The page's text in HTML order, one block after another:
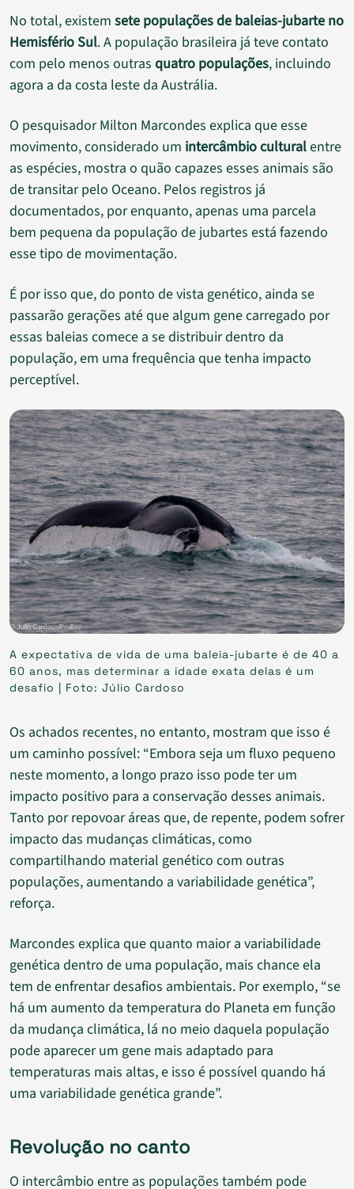
No total, existem sete populações de baleias-jubarte no
Hemisfério Sul. A população brasileira já teve contato
com pelo menos outras quatro populações, incluindo
agora a da costa leste da Austrália.
O pesquisador Milton Marcondes explica que esse
movimento, considerado um intercâmbio culturalentre
as espécies, mostra o quão capazes esses animais são
de transitar pelo Oceano. Pelos registros já
documentados, por enquanto, apenas uma parcela
bem pequena da população de jubartes está fazendo
esse tipo de movimentação.
É por isso que, do ponto de vista genético, ainda se
passarão gerações até que algum gene carregado por
essas baleias comece a se distribuir dentro da
população, em uma frequência que tenha impacto
perceptível.
A expectativa de vida de uma baleia-jubarte é de 40 a
60 anos, mas determinar a idade exata delas é um
desafio | Foto: Júlio Cardoso
Os achados recentes, no entanto, mostram que isso é
um caminho possível: “Embora seja um fluxo pequeno
neste momento, a longo prazo isso pode ter um
impacto positivo para a conservação desses animais.
Tanto por repovoar áreas que, de repente, podem sofrer
impacto das mudanças climáticas, como
compartilhando material genético com outras
populações, aumentando a variabilidade genética”,
reforça.
Marcondes explica que quanto maior a variabilidade
genética dentro de uma população, mais chance ela
tem de enfrentar desafios ambientais. Por exemplo, “se
há um aumento da temperatura do Planeta em função
da mudança climática, lá no meio daquela população
pode aparecer um gene mais adaptado para
temperaturas mais altas, e isso é possível quando há
uma variabilidade genética grande”.
Revolução no canto
O intercâmbio entre as populações também pode